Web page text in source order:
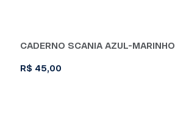
CADERNO SCANIA AZUL-MARINHO
R$ 45,00